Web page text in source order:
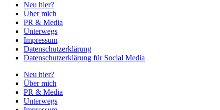
Neu hier?
Über mich
PR & Media
Unterwegs
Impressum
Datenschutzerklärung
Datenschutzerklärung für Social Media
Neu hier?
Über mich
PR & Media
Unterwegs